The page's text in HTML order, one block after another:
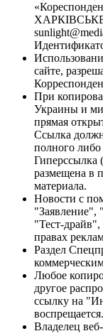
ХАРКІВСЬКЕ
сайте,
При
Украины и
прямая
Ссылка
полного либо
Гиперссылка
размещена в
материала.
Новости с
"Тест-
правах
Раздел
Любое
другое
ссылку на
воспрещается.
Владелец